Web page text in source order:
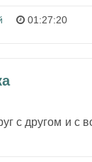
01:27:20
с другом и с